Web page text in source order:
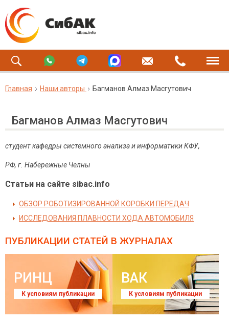
Главная Наши авторы Багманов Алмаз Масгутович
Багманов Алмаз Масгутович
студент кафедры системного анализа и информатики КФУ,
РФ, г. Набережные Челны
Статьи на сайте sibac.info
ОБЗОР РОБОТИЗИРОВАННОЙ КОРОБКИ ПЕРЕДАЧ
ИССЛЕДОВАНИЯ ПЛАВНОСТИ ХОДА АВТОМОБИЛЯ
ПУБЛИКАЦИИ СТАТЕЙ В ЖУРНАЛАХ
РИНЦ
К условиям публикации
ВАК
К условиям публикации